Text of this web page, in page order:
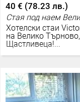
40 € (78.23 лв.)
Стая под наем
Хотелски стаи
на Велико
Щастливеца!...